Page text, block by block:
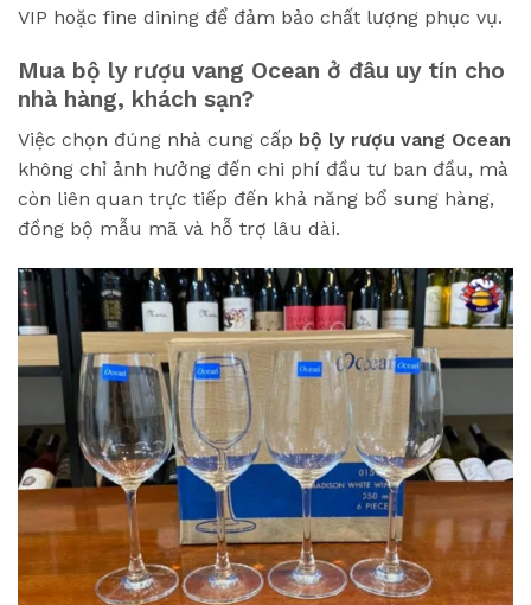
VIP hoặc fine dining để đảm bảo chất lượng phục vụ.
Mua bộ ly rượu vang Ocean ở đâu uy tín cho
nhà hàng, khách sạn?
Việc chọn đúng nhà cung cấp bộ ly rượu vang Ocean
không chỉ ảnh hưởng đến chi phí đầu tư ban đầu, mà
còn liên quan trực tiếp đến khả năng bổ sung hàng,
đồng bộ mẫu mã và hỗ trợ lâu dài.